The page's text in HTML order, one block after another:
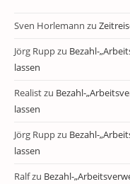
Sven Horlemann zu
Jörg Ruppzu Bezahl-
lassen
Realistzu Bezahl-
lassen
Jörg Ruppzu Bezahl-
lassen
Ralfzu Bezahl-